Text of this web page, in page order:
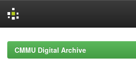
navigationCMMU Digital Archive